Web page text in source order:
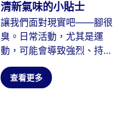
清新氣味的小貼士
讓我們面對現實吧——腳很
臭。日常活動，尤其是運
動，可能會導致強烈、持久
的氣味。當細菌以我們腳部
產生的皮膚...
查看更多